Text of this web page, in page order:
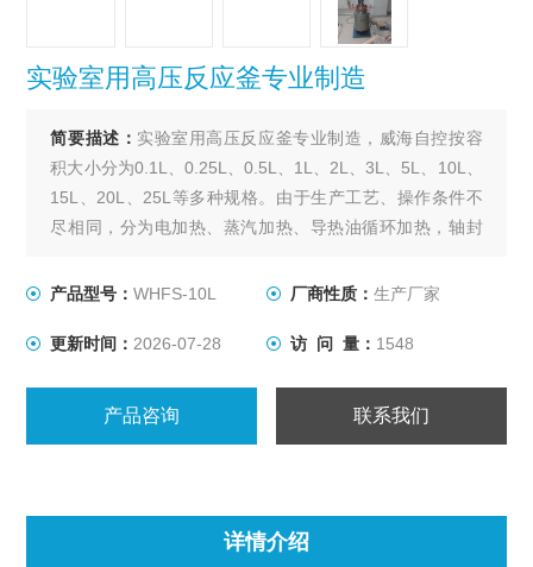
实验室用高压反应釜专业制造
简要描述： 实验室用高压反应釜专业制造，威海自控按容
积大小分为0.1L、0.25L、0.5L、1L、2L、3L、5L、10L、
15L、20L、25L等多种规格。由于生产工艺、操作条件不
尽相同，分为电加热、蒸汽加热、导热油循环加热，轴封
式、自吸式、框式。其他要求可根据用户要求设计、制
产品型号：WHFS-10L 厂商性质： 生产厂家
更新时间： 2026-07-28 访 问 量： 1548
产品咨询 联系我们
详情介绍